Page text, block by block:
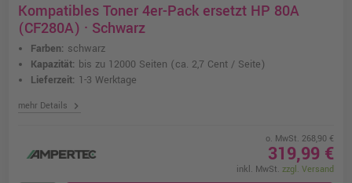
Kompatibles Toner 4er-Pack ersetzt HP 80A
(CF280A) · Schwarz
Farben: schwarz
Kapazität: bis zu 12000 Seiten (ca. 2,7 Cent / Seite)
Lieferzeit: 1-3 Werktage
mehr Details chevron_right
o. MwSt. 268,90 €
319,99 €
inkl. MwSt. zzgl. Versand